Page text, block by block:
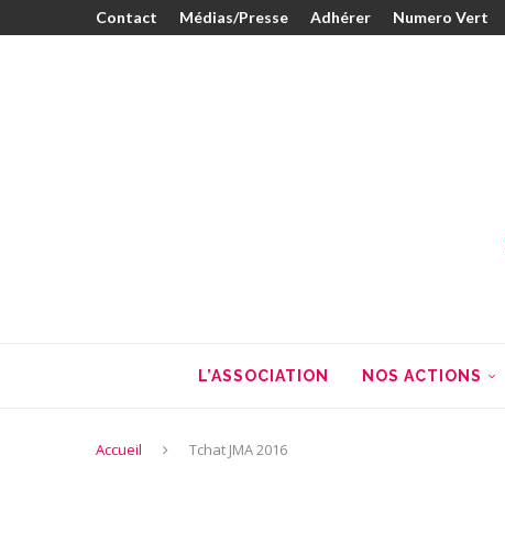
Contact Médias/Presse Adhérer Numero Vert
L’ASSOCIATION NOS ACTIONS
Accueil Tchat JMA 2016